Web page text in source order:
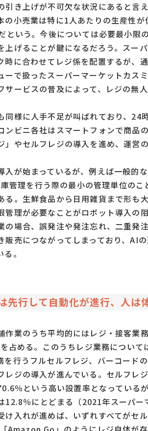
引き上げが不可欠な状況にあると言
の小売業は特に1人あたりの生産性
という。今後については必要最小限
上げることが鍵になるだろう。スー
時に合わせてレジ係を配置するが、
ーで扱ったスーパーマーケットカス
ービスの普及によって、レジの無
同様に人手不足が叫ばれており、24
ンビニ各社はスマートフォンで商品
やセルフレジの導入を進め、運営の
入が始まっているが、例えば一般的
管理を行う際の最小の管理単位の
る。生鮮食品から日用雑貨まで形も
管理が必要なことがロボット導入の
の場合、誤発注や発注忘れ、二重発
販売につながってしまっており、AI
。
先行して自動化が進行、人は
作業のうち平均的にはレジ・接客業
占める。このうちレジ業務について
を行うフルセルフレジ、バーコード
レジの導入が進んでいる。セルフレ
％という高い設置率となっている
12.8％にとどまる（2021年スーパ
け入れが進めば、いずれすべてがセ